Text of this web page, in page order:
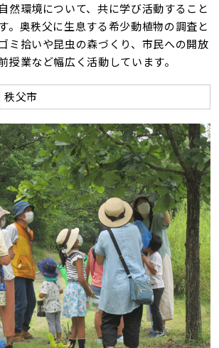
然環境について、共に学び活動すること
。奥秩父に生息する希少動植物の調査と
ミ拾いや昆虫の森づくり、市民への開放
授業など幅広く活動しています。
秩父市